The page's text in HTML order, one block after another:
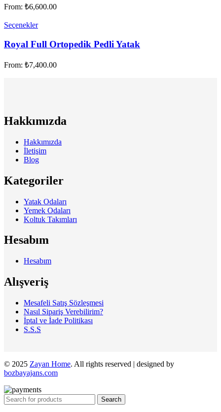
From: ₺6,600.00
Seçenekler
Royal Full Ortopedik Pedli Yatak
From: ₺7,400.00
Hakkımızda
Hakkımızda
İletişim
Blog
Kategoriler
Yatak Odaları
Yemek Odaları
Koltuk Takımları
Hesabım
Hesabım
Alışveriş
Mesafeli Satış Sözleşmesi
Nasıl Sipariş Verebilirim?
İptal ve İade Politikası
S.S.S
© 2025 Zayan Home. All rights reserved | designed by
bozbayajans.com
Search